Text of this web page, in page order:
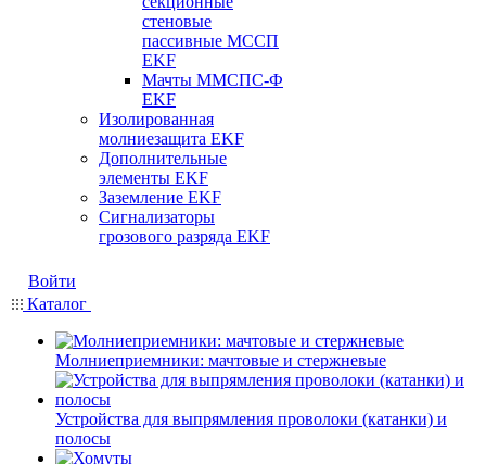
стеновые
пассивные МССП
EKF
Мачты ММСПС-Ф
EKF
Изолированная
молниезащита EKF
Дополнительные
элементы EKF
Заземление EKF
Сигнализаторы
грозового разряда EKF
Войти
Каталог
Молниеприемники: мачтовые и стержневые
Устройства для выпрямления проволоки (катанки) и
полосы